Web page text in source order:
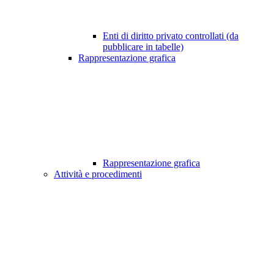
Enti di diritto privato controllati (da
pubblicare in tabelle)
Rappresentazione grafica
Rappresentazione grafica
Attività e procedimenti